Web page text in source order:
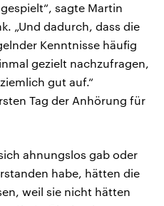
sagte Martin
„Und dadurch, dass die
Kenntnisse häufig
gezielt nachzufragen,
gut auf.“
Tag der Anhörung für
ahnungslos gab oder
habe, hätten die
weil sie nicht hätten